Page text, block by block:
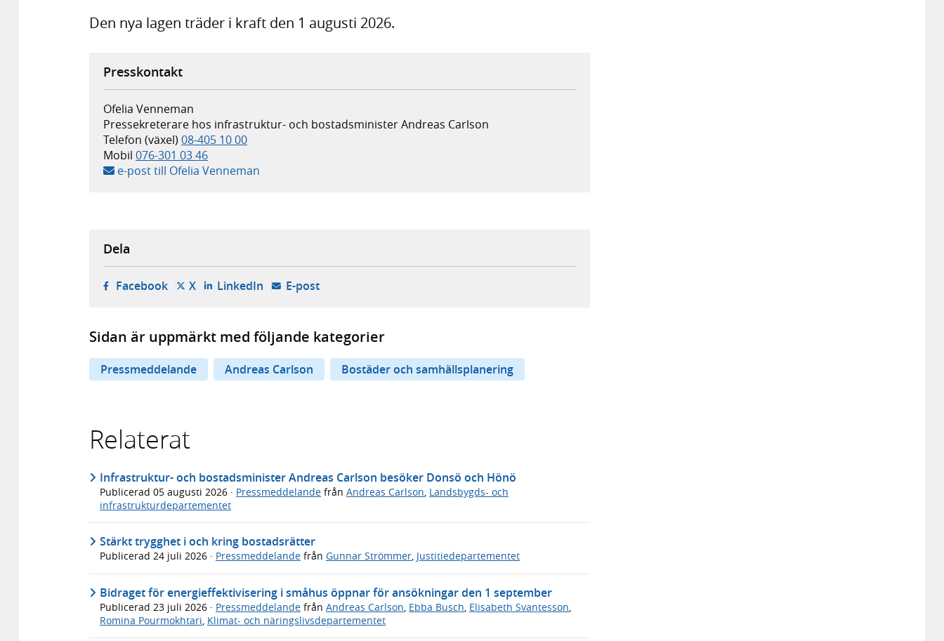
Den nya lagen träder i kraft den 1 augusti 2026.
Presskontakt
Ofelia Venneman
Pressekreterare hos infrastruktur- och bostadsminister Andreas Carlson
Telefon (växel) 08-405 10 00
Mobil 076-301 03 46
e-post till Ofelia Venneman
Dela
Facebook- öppnas i ny flik, extern webbplats,
X- öppnas i ny flik, extern webbplats,
LinkedIn- öppnas i ny flik, extern webbplats,
E-post- öppnar din e-postklient,
Sidan är uppmärkt med följande kategorier
Pressmeddelande Andreas Carlson Bostäder och samhällsplanering
Relaterat
Infrastruktur- och bostadsminister Andreas Carlson besöker Donsö och Hönö
Publicerad 05 augusti 2026 · Pressmeddelande från Andreas Carlson Landsbygds- och
infrastrukturdepartementet
Stärkt trygghet i och kring bostadsrätter
Publicerad 24 juli 2026 · Pressmeddelande från Gunnar Strömmer, Justitiedepartementet
Bidraget för energieffektivisering i småhus öppnar för ansökningar den 1 september
Publicerad 23 juli 2026 · Pressmeddelande från Andreas Carlson, Ebba Busch, Elisabeth Svantesson,
Romina Pourmokhtari, Klimat- och näringslivsdepartementet